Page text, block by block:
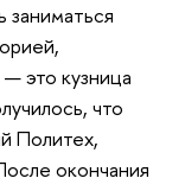
заниматься
это кузница
что
Политех,
окончания